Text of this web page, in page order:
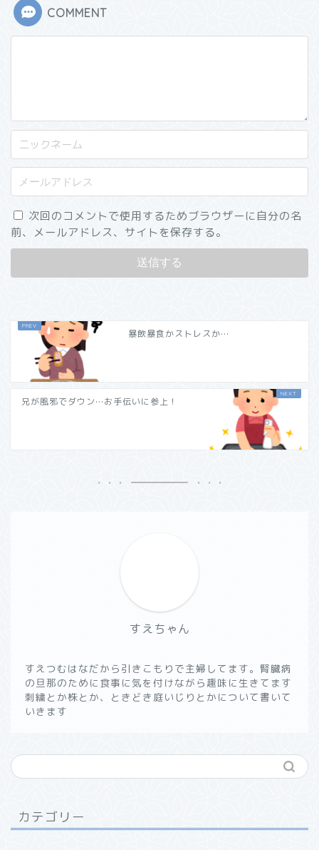
COMMENT
次回のコメントで使用するためブラウザーに自分の名
前、メールアドレス、サイトを保存する。
暴飲暴食かストレスか…
兄が風邪でダウン…お手伝いに参上！
すえちゃん
すえつむはなだから引きこもりで主婦してます。腎臓病
の旦那のために食事に気を付けながら趣味に生きてます
刺繍とか株とか、ときどき庭いじりとかについて書いて
いきます
カテゴリー